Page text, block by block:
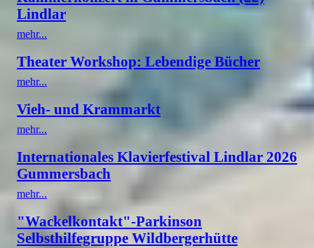
Lindlar
mehr...
Theater Workshop: Lebendige Bücher
mehr...
Vieh- und Krammarkt
mehr...
Internationales Klavierfestival Lindlar 2026
Gummersbach
mehr...
"Wackelkontakt"-Parkinson
Selbsthilfegruppe Wildbergerhütte